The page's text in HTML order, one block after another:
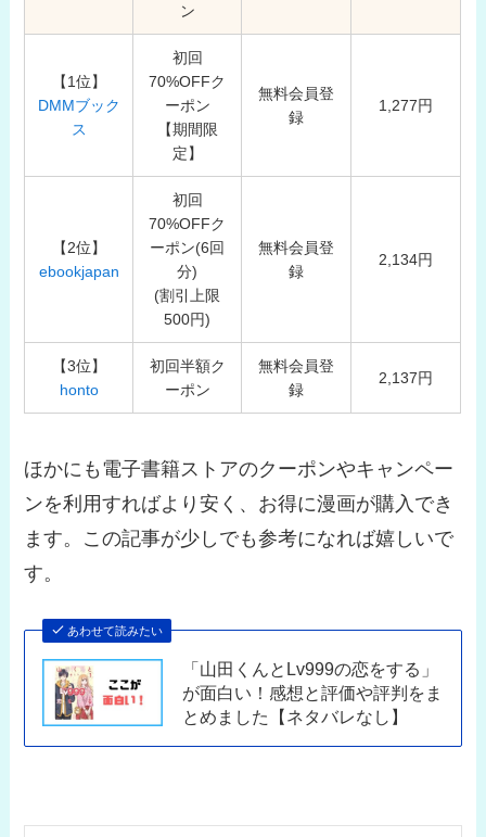
ン
【1位】
DMMブック
ス
初回
70%OFFク
ーポン
【期間限
定】
無料会員登
録
1,277円
【2位】
ebookjapan
初回
70%OFFク
ーポン(6回
分)
(割引上限
500円)
無料会員登
録
2,134円
【3位】
honto
初回半額ク
ーポン
無料会員登
録
2,137円
ほかにも電子書籍ストアのクーポンやキャンペー
ンを利用すればより安く、お得に漫画が購入でき
ます。この記事が少しでも参考になれば嬉しいで
す。
あわせて読みたい
「山田くんとLv999の恋をする」
が面白い！感想と評価や評判をま
とめました【ネタバレなし】